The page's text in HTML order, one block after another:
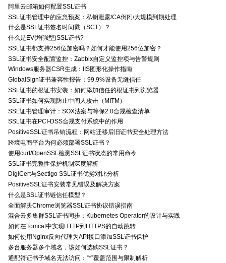
阿里云邮箱如何配置SSL证书
SSL证书管理中的应急预案：私钥泄露/CA倒闭/大规模到期处理
什么是SSL证书签名时间戳（SCT）？
什么是EV(增强型)SSL证书?
SSL证书都支持256位加密吗？如何才能使用256位加密？
SSL证书安全配置监控：Zabbix自定义监控项与告警规则
Windows服务器CSR生成：IIS图形化操作指南
GlobalSign证书兼容性报告：99.9%设备无缝信任
SSL证书的根证书安装：如何添加信任的根证书到浏览器
SSL证书如何实现防止中间人攻击（MITM）
SSL证书管理审计：SOX法案与等保2.0合规检查清单
SSL证书在PCI-DSS合规支付系统中的作用
PositiveSSL证书吊销流程：网站迁移后旧证书安全处理方法
跨境电商平台为何必须部署SSL证书？
使用curl/OpenSSL检测SSL证书状态的常用命令
SSL证书完整性保护机制深度解析
DigiCert与Sectigo SSL证书优劣对比分析
PositiveSSL证书安装常见错误及解决方案
什么是SSL证书链信任模型？
全面解决Chrome浏览器SSL证书协议错误指南
混合云多集群SSL证书同步：Kubernetes Operator的设计与实践
如何在Tomcat中实现HTTP到HTTPS的自动跳转
如何使用Nginx反向代理为API接口添加SSL证书保护
多台服务器多个域名，该如何选购SSL证书？
通配符证书子域名无法访问：“*”覆盖范围与限制解析